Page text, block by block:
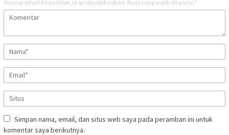
Alamat email Anda tidak akan dipublikasikan. Ruas yang wajib ditandai *
Simpan nama, email, dan situs web saya pada peramban ini untuk
komentar saya berikutnya.